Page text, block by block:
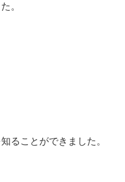
。
ることができました。